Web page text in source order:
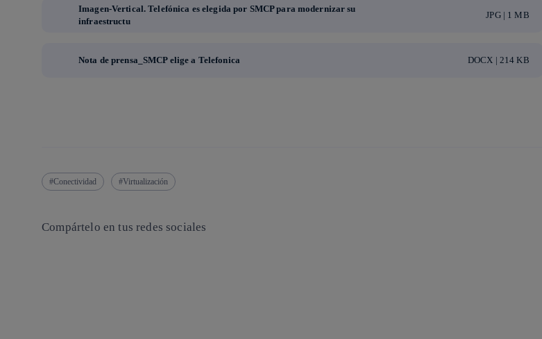
Imagen-Vertical. Telefónica es elegida por SMCP para modernizar su
infraestructu
JPG | 1 MB
Nota de prensa_SMCP elige a Telefonica DOCX | 214 KB
Conectividad Virtualización
Compártelo en tus redes sociales